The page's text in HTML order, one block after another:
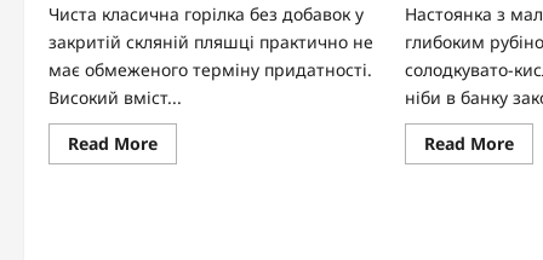
Чиста класична горілка без добавок у
закритій скляній пляшці практично не
має обмеженого терміну придатності.
Високий вміст...
Read MoreRead
more
Настоянка з
глибоким
солодкувато-
ніби в банку
Read MoreRead